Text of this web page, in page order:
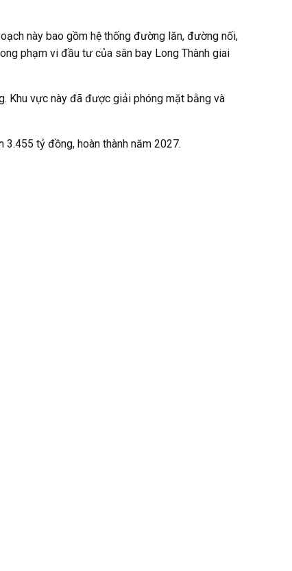
này bao gồm hệ thống đường lăn, đường nối,
phạm vi đầu tư của sân bay Long Thành giai
Khu vực này đã được giải phóng mặt bằng và
tỷ đồng, hoàn thành năm 2027.